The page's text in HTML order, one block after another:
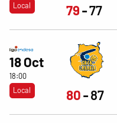
Local
79 77
18 Oct
18:00
Local
80 87